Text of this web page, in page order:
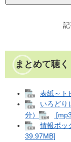
まとめて聴く
表紙～ト
いろどり
分）
情報ボッ
39.97MB]